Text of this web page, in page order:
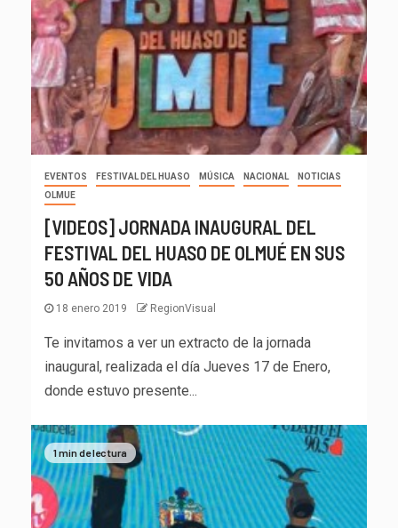
EVENTOS FESTIVAL DEL HUASO MÚSICA NACIONAL
NOTICIAS
OLMUE
[VIDEOS] JORNADA INAUGURAL DEL
FESTIVAL DEL HUASO DE OLMUÉ EN SUS
50 AÑOS DE VIDA
18 enero 2019 RegionVisual
Te invitamos a ver un extracto de la jornada
inaugural, realizada el día Jueves 17 de Enero,
donde estuvo presente...
1 min de lectura